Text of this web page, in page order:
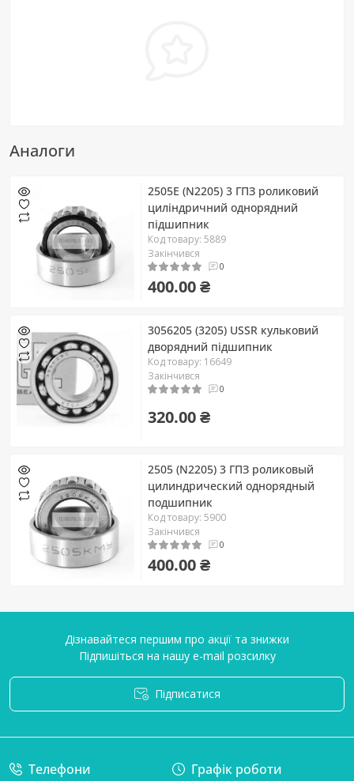
Аналоги
2505E (N2205) 3 ГПЗ роликовий
циліндричний однорядний
підшипник
Код товару: 5889
Закінчився
0
400.00 ₴
3056205 (3205) USSR кульковий
дворядний підшипник
Код товару: 16649
Закінчився
0
320.00 ₴
2505 (N2205) 3 ГПЗ роликовый
цилиндрический однорядный
подшипник
Код товару: 5900
Закінчився
0
400.00 ₴
Дізнавайтеся першим про акції та знижки
Підпишіться на нашу e-mail розсилку
Підписатися
Телефони Графік роботи